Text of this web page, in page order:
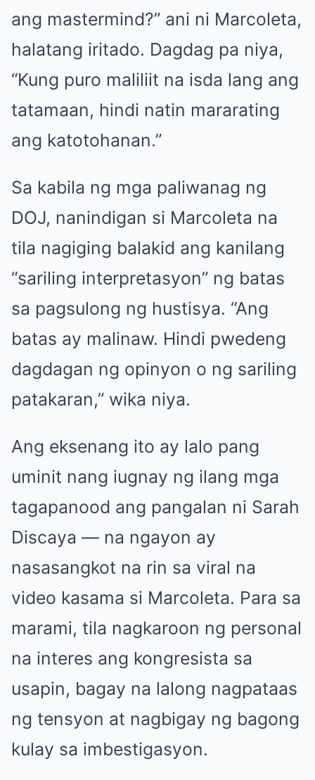
ang mastermind?” ani ni Marcoleta,
halatang iritado. Dagdag pa niya,
“Kung puro maliliit na isda lang ang
tatamaan, hindi natin mararating
ang katotohanan.”
Sa kabila ng mga paliwanag ng
DOJ, nanindigan si Marcoleta na
tila nagiging balakid ang kanilang
“sariling interpretasyon” ng batas
sa pagsulong ng hustisya. “Ang
batas ay malinaw. Hindi pwedeng
dagdagan ng opinyon o ng sariling
patakaran,” wika niya.
Ang eksenang ito ay lalo pang
uminit nang iugnay ng ilang mga
tagapanood ang pangalan ni Sarah
Discaya — na ngayon ay
nasasangkot na rin sa viral na
video kasama si Marcoleta. Para sa
marami, tila nagkaroon ng personal
na interes ang kongresista sa
usapin, bagay na lalong nagpataas
ng tensyon at nagbigay ng bagong
kulay sa imbestigasyon.